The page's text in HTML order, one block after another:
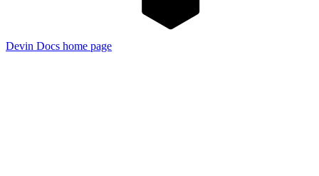
Devin Docs home page